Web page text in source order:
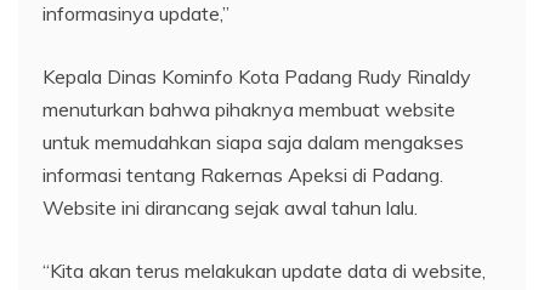
informasinya update,”
Kepala Dinas Kominfo Kota Padang Rudy Rinaldy
menuturkan bahwa pihaknya membuat website
untuk memudahkan siapa saja dalam mengakses
informasi tentang Rakernas Apeksi di Padang.
Website ini dirancang sejak awal tahun lalu.
“Kita akan terus melakukan update data di website,